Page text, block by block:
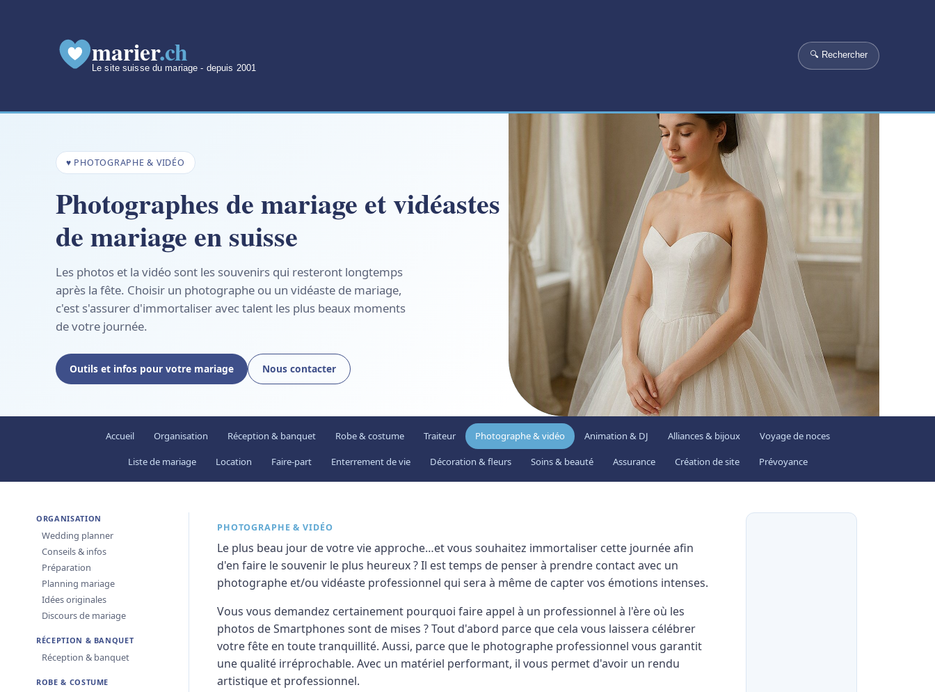
marier.ch
Le site suisse du mariage - depuis 2001
🔍 Rechercher
♥ PHOTOGRAPHE & VIDÉO
Photographes de mariage et vidéastes
de mariage en suisse
Les photos et la vidéo sont les souvenirs qui resteront longtemps
après la fête. Choisir un photographe ou un vidéaste de mariage,
c'est s'assurer d'immortaliser avec talent les plus beaux moments
de votre journée.
Outils et infos pour votre mariage Nous contacter
Accueil Organisation Réception & banquet Robe & costume Traiteur Photographe & vidéo Animation & DJ Alliances & bijoux Voyage de noces
Liste de mariage Location Faire-part Enterrement de vie Décoration & fleurs Soins & beauté Assurance Création de site Prévoyance
ORGANISATION
Wedding planner
Conseils & infos
Préparation
Planning mariage
Idées originales
Discours de mariage
RÉCEPTION & BANQUET
Réception & banquet
ROBE & COSTUME
PHOTOGRAPHE & VIDÉO
Le plus beau jour de votre vie approche…et vous souhaitez immortaliser cette journée afin
d'en faire le souvenir le plus heureux ? Il est temps de penser à prendre contact avec un
photographe et/ou vidéaste professionnel qui sera à même de capter vos émotions intenses.
Vous vous demandez certainement pourquoi faire appel à un professionnel à l'ère où les
photos de Smartphones sont de mises ? Tout d'abord parce que cela vous laissera célébrer
votre fête en toute tranquillité. Aussi, parce que le photographe professionnel vous garantit
une qualité irréprochable. Avec un matériel performant, il vous permet d'avoir un rendu
artistique et professionnel.